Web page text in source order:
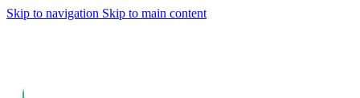
Skip to navigation Skip to main content